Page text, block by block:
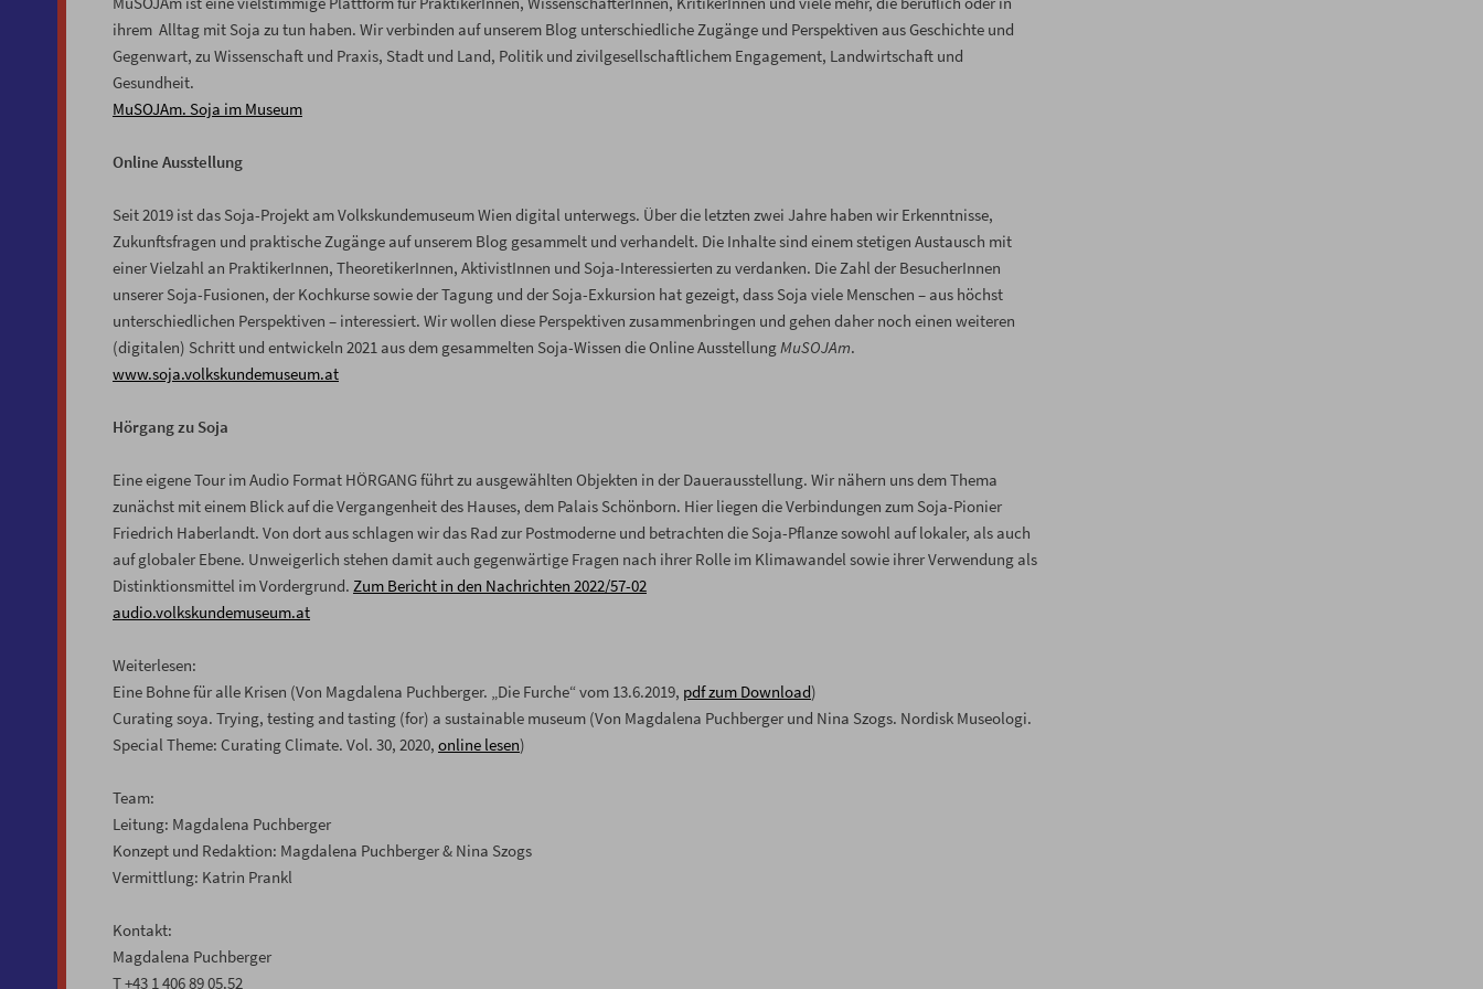
ihrem Alltag mit Soja zu tun haben. Wir verbinden auf unserem Blog unterschiedliche Zugänge und Perspektiven aus Geschichte und
Gegenwart, zu Wissenschaft und Praxis, Stadt und Land, Politik und zivilgesellschaftlichem Engagement, Landwirtschaft und
Gesundheit.
MuSOJAm. Soja im Museum
Online Ausstellung
Seit 2019 ist das Soja-Projekt am Volkskundemuseum Wien digital unterwegs. Über die letzten zwei Jahre haben wir Erkenntnisse,
Zukunftsfragen und praktische Zugänge auf unserem Blog gesammelt und verhandelt. Die Inhalte sind einem stetigen Austausch mit
einer Vielzahl an PraktikerInnen, TheoretikerInnen, AktivistInnen und Soja-Interessierten zu verdanken. Die Zahl der BesucherInnen
unserer Soja-Fusionen, der Kochkurse sowie der Tagung und der Soja-Exkursion hat gezeigt, dass Soja viele Menschen – aus höchst
unterschiedlichen Perspektiven – interessiert. Wir wollen diese Perspektiven zusammenbringen und gehen daher noch einen weiteren
(digitalen) Schritt und entwickeln 2021 aus dem gesammelten Soja-Wissen die Online AusstellungMuSOJAm.
www.soja.volkskundemuseum.at
Hörgang zu Soja
Eine eigene Tour im Audio Format HÖRGANG führt zu ausgewählten Objekten in der Dauerausstellung. Wir nähern uns dem Thema
zunächst mit einem Blick auf die Vergangenheit des Hauses, dem Palais Schönborn. Hier liegen die Verbindungen zum Soja-Pionier
Friedrich Haberlandt. Von dort aus schlagen wir das Rad zur Postmoderne und betrachten die Soja-Pflanze sowohl auf lokaler, als auch
auf globaler Ebene. Unweigerlich stehen damit auch gegenwärtige Fragen nach ihrer Rolle im Klimawandel sowie ihrer Verwendung als
Distinktionsmittel im Vordergrund. Zum Bericht in den Nachrichten 2022/57-02
audio.volkskundemuseum.at
Weiterlesen:
Eine Bohne für alle Krisen (Von Magdalena Puchberger. „Die Furche“ vom 13.6.2019, pdf zum Download)
Curating soya. Trying, testing and tasting (for) a sustainable museum (Von Magdalena Puchberger und Nina Szogs. Nordisk Museologi.
Special Theme: Curating Climate. Vol. 30, 2020, online lesen)
Team:
Leitung: Magdalena Puchberger
Konzept und Redaktion: Magdalena Puchberger & Nina Szogs
Vermittlung: Katrin Prankl
Kontakt:
Magdalena Puchberger
T +43 1 406 89 05.52